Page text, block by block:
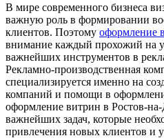
В мире современного бизнеса
важную роль в формировании
клиентов. Поэтому оформление
внимание каждый прохожий на
важнейших инструментов в
Рекламно-производственная
специализируется именно на
компаний и помощи в
оформление витрин в Ростов-
важнейших задач, которые
привлечения новых клиентов и